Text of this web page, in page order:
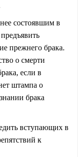
состоявшим в
прежнего брака.
о смерти
если в
штампа о
брака
вступающих в
к